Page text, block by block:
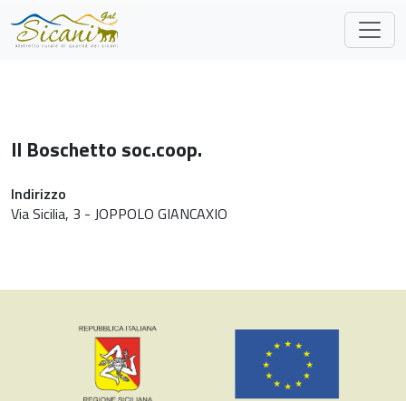
Il Boschetto soc.coop.
Indirizzo
Via Sicilia, 3 - JOPPOLO GIANCAXIO